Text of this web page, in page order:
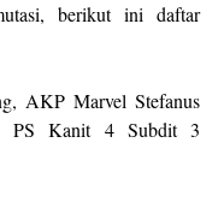
berikut ini daftar
AKP Marvel Stefanus
PS Kanit 4 Subdit 3